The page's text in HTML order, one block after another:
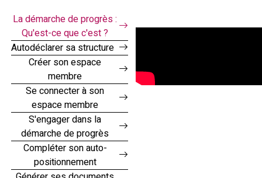
La démarche de progrès :
Qu'est-ce que c'est ?
Autodéclarer sa structure
Créer son espace
membre
Se connecter à son
espace membre
S'engager dans la
démarche de progrès
Compléter son auto-
positionnement